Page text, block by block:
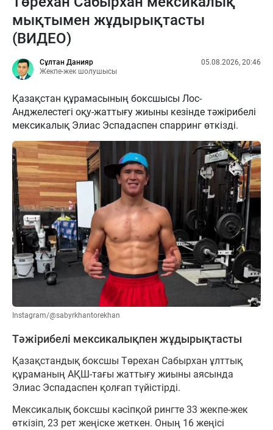
мықтымен жұдырықтасты
(ВИДЕО)
Сұлтан Данияр
Жекпе-жек шолушысы
05.08.2026, 20:46
Қазақстан құрамасының боксшысы Лос-
Анджелестегі оқу-жаттығу жиыны кезінде тәжірибелі
мексикалық Элиас Эспадаспен спарринг өткізді.
Instagram/@sabyrkhantorekhan
Тәжірибелі мексикалықпен жұдырықтасты
Қазақстандық боксшы Төрехан Сабырхан ұлттық
құраманың АҚШ-тағы жаттығу жиыны аясында
Элиас Эспадаспен қолғап түйістірді.
Мексикалық боксшы кәсіпқой рингте 33 жекпе-жек
өткізіп, 23 рет жеңіске жеткен. Оның 16 жеңісі